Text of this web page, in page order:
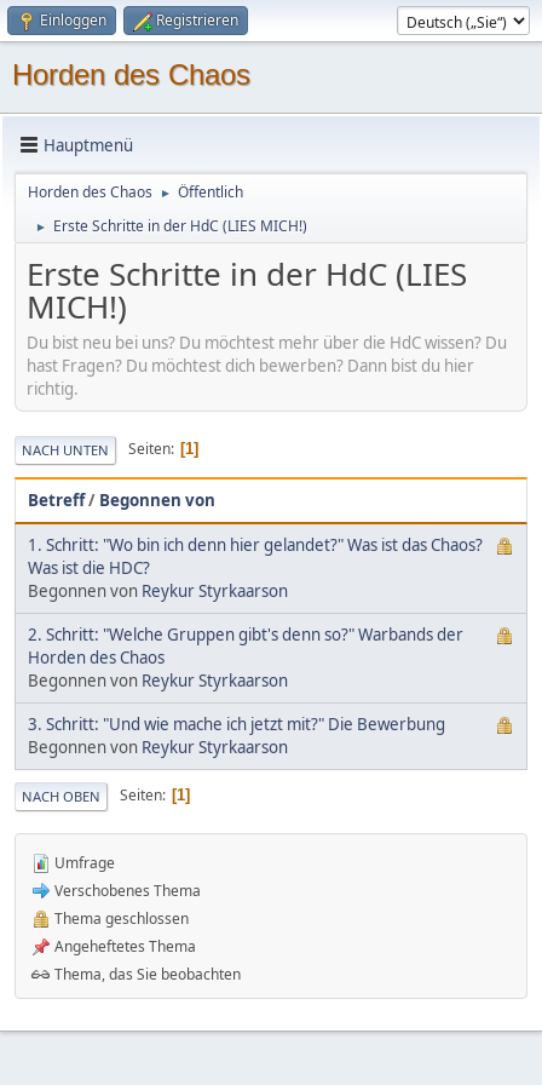
Einloggen Registrieren
Horden des Chaos
Hauptmenü
Horden des Chaos ► Öffentlich
► Erste Schritte in der HdC (LIES MICH!)
Erste Schritte in der HdC (LIES
MICH!)
Du bist neu bei uns? Du möchtest mehr über die HdC wissen? Du
hast Fragen? Du möchtest dich bewerben? Dann bist du hier
richtig.
NACH UNTEN Seiten 1
Betreff/ Begonnen von
1. Schritt: "Wo bin ich denn hier gelandet?" Was ist das Chaos?
Was ist die HDC?
Begonnen von Reykur Styrkaarson
2. Schritt: "Welche Gruppen gibt's denn so?" Warbands der
Horden des Chaos
Begonnen von Reykur Styrkaarson
3. Schritt: "Und wie mache ich jetzt mit?" Die Bewerbung
Begonnen von Reykur Styrkaarson
NACH OBEN Seiten 1
Umfrage
Verschobenes Thema
Thema geschlossen
Angeheftetes Thema
Thema, das Sie beobachten